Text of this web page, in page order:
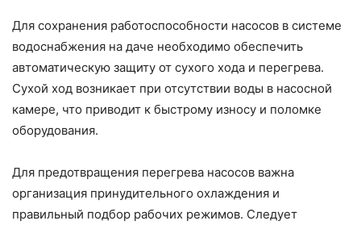
Для сохранения работоспособности насосов в системе
водоснабжения на даче необходимо обеспечить
автоматическую защиту от сухого хода и перегрева.
Сухой ход возникает при отсутствии воды в насосной
камере, что приводит к быстрому износу и поломке
оборудования.
Для предотвращения перегрева насосов важна
организация принудительного охлаждения и
правильный подбор рабочих режимов. Следует